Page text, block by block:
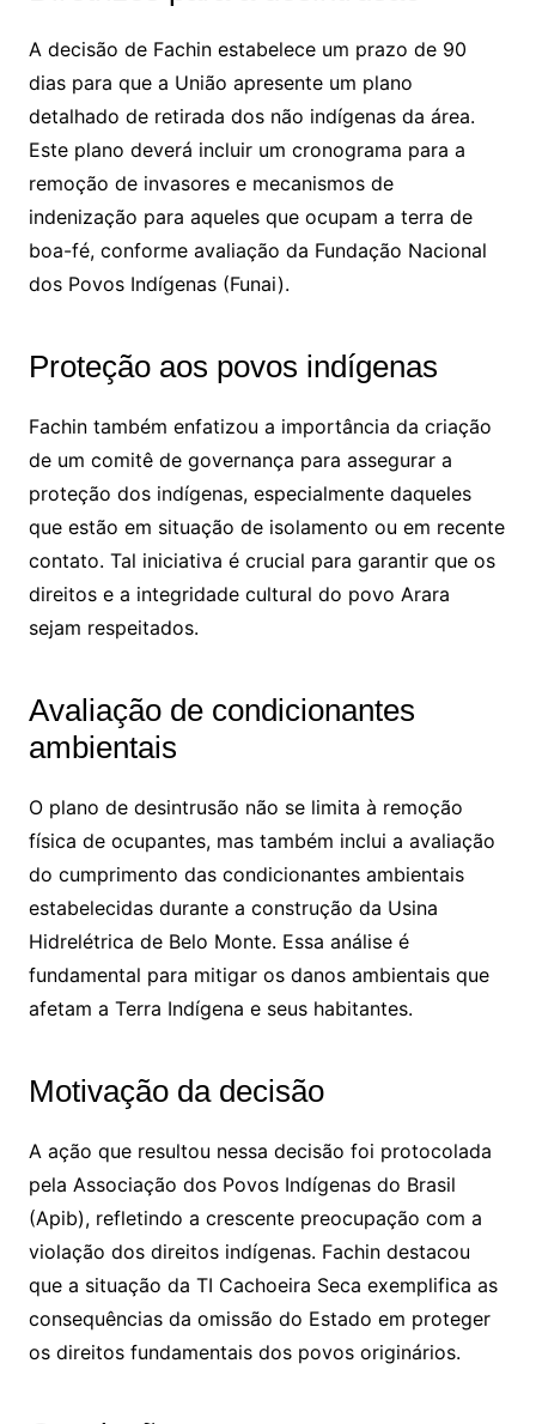
A decisão de Fachin estabelece um prazo de 90
dias para que a União apresente um plano
detalhado de retirada dos não indígenas da área.
Este plano deverá incluir um cronograma para a
remoção de invasores e mecanismos de
indenização para aqueles que ocupam a terra de
boa-fé, conforme avaliação da Fundação Nacional
dos Povos Indígenas (Funai).
Proteção aos povos indígenas
Fachin também enfatizou a importância da criação
de um comitê de governança para assegurar a
proteção dos indígenas, especialmente daqueles
que estão em situação de isolamento ou em recente
contato. Tal iniciativa é crucial para garantir que os
direitos e a integridade cultural do povo Arara
sejam respeitados.
Avaliação de condicionantes
ambientais
O plano de desintrusão não se limita à remoção
física de ocupantes, mas também inclui a avaliação
do cumprimento das condicionantes ambientais
estabelecidas durante a construção da Usina
Hidrelétrica de Belo Monte. Essa análise é
fundamental para mitigar os danos ambientais que
afetam a Terra Indígena e seus habitantes.
Motivação da decisão
A ação que resultou nessa decisão foi protocolada
pela Associação dos Povos Indígenas do Brasil
(Apib), refletindo a crescente preocupação com a
violação dos direitos indígenas. Fachin destacou
que a situação da TI Cachoeira Seca exemplifica as
consequências da omissão do Estado em proteger
os direitos fundamentais dos povos originários.